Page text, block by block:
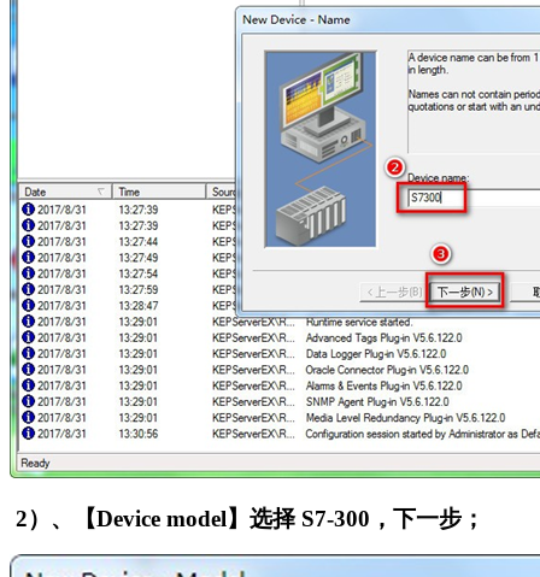
2）、【Device model】选择 S7-300，下一步；